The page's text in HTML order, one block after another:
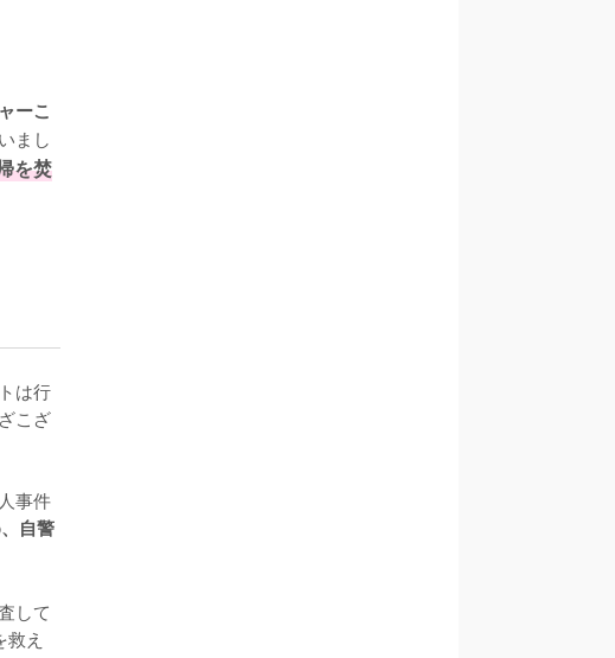
ーこ
まし
を焚
は行
こざ
事件
自警
して
え